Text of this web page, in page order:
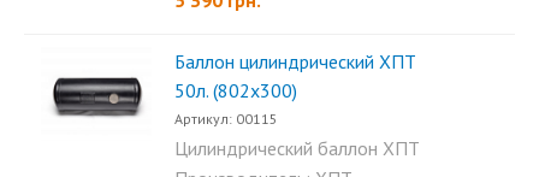
Баллон цилиндрический ХПТ
50л. (802х300)
Артикул: 00115
Цилиндрический баллон ХПТ